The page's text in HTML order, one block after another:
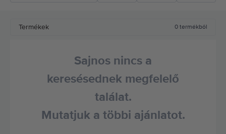
Termékek 0 termékből
Sajnos nincs a
keresésednek megfelelő
találat.
Mutatjuk a többi ajánlatot.